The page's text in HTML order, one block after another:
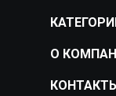
О